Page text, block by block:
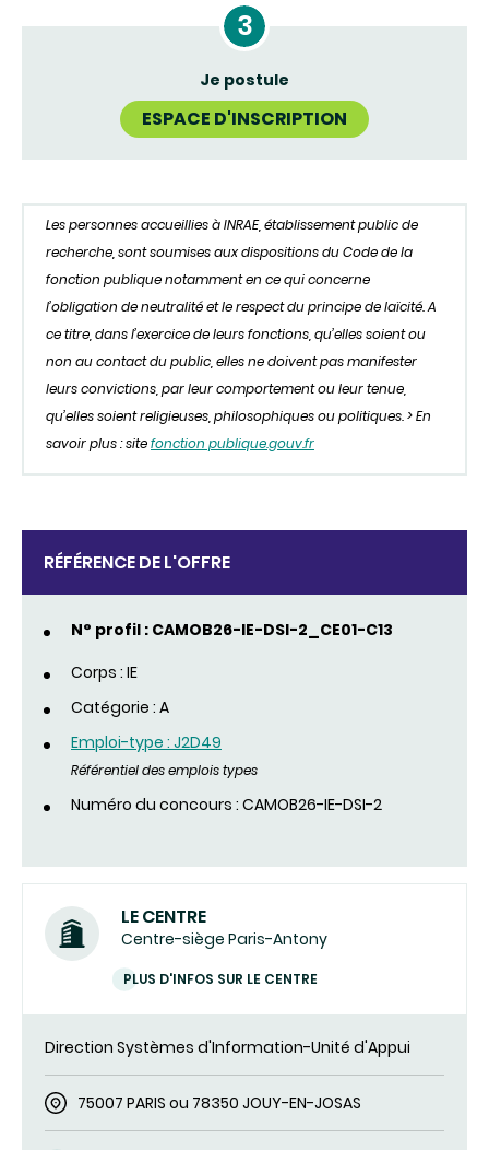
Je postule
ESPACE D'INSCRIPTION
Les personnes accueillies à INRAE, établissement public de
recherche, sont soumises aux dispositions du Code de la
fonction publique notamment en ce qui concerne
l’obligation de neutralité et le respect du principe de laïcité. A
ce titre, dans l’exercice de leurs fonctions, qu’elles soient ou
non au contact du public, elles ne doivent pas manifester
leurs convictions, par leur comportement ou leur tenue,
qu’elles soient religieuses, philosophiques ou politiques. > En
savoir plus : sitefonction publique.gouv.fr
RÉFÉRENCE DE L'OFFRE
N° profil : CAMOB26-IE-DSI-2_CE01-C13
Corps : IE
Catégorie : A
Emploi-type : J2D49
Référentiel des emplois types
Numéro du concours : CAMOB26-IE-DSI-2
LE CENTRE
Centre-siège Paris-Antony
PLUS D'INFOS SUR LE CENTRE
Direction Systèmes d'Information-Unité d'Appui
75007 PARIS ou 78350 JOUY-EN-JOSAS